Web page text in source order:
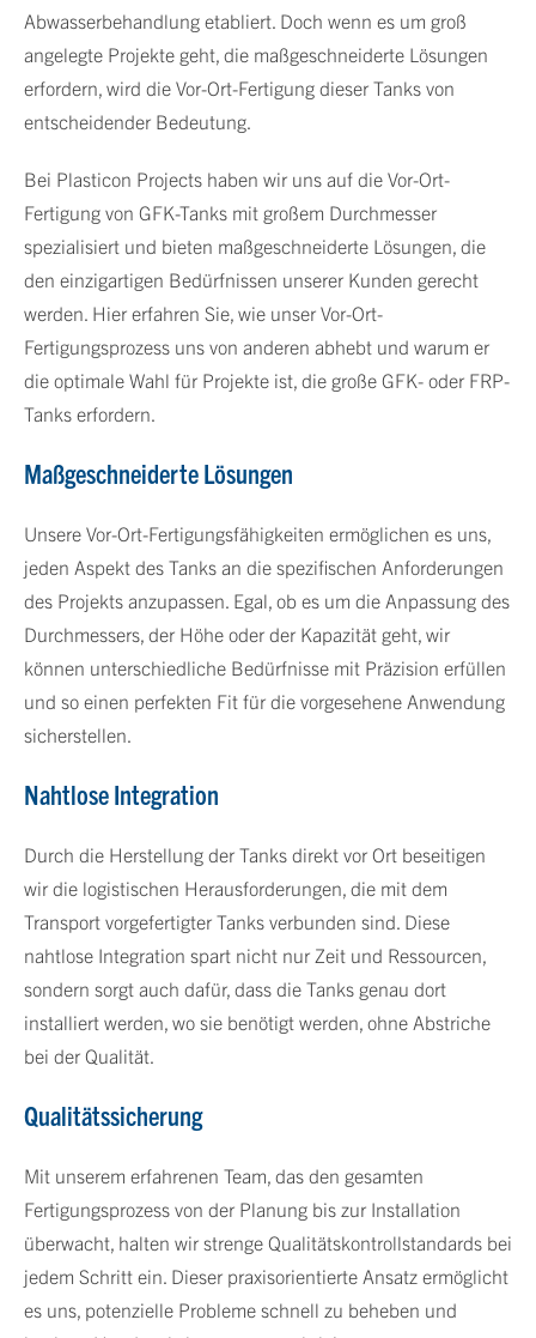
Abwasserbehandlung etabliert. Doch wenn es um groß
angelegte Projekte geht, die maßgeschneiderte Lösungen
erfordern, wird die Vor-Ort-Fertigung dieser Tanks von
entscheidender Bedeutung.
Bei Plasticon Projects haben wir uns auf die Vor-Ort-
Fertigung von GFK-Tanks mit großem Durchmesser
spezialisiert und bieten maßgeschneiderte Lösungen, die
den einzigartigen Bedürfnissen unserer Kunden gerecht
werden. Hier erfahren Sie, wie unser Vor-Ort-
Fertigungsprozess uns von anderen abhebt und warum er
die optimale Wahl für Projekte ist, die große GFK- oder FRP-
Tanks erfordern.
Maßgeschneiderte Lösungen
Unsere Vor-Ort-Fertigungsfähigkeiten ermöglichen es uns,
jeden Aspekt des Tanks an die spezifischen Anforderungen
des Projekts anzupassen. Egal, ob es um die Anpassung des
Durchmessers, der Höhe oder der Kapazität geht, wir
können unterschiedliche Bedürfnisse mit Präzision erfüllen
und so einen perfekten Fit für die vorgesehene Anwendung
sicherstellen.
Nahtlose Integration
Durch die Herstellung der Tanks direkt vor Ort beseitigen
wir die logistischen Herausforderungen, die mit dem
Transport vorgefertigter Tanks verbunden sind. Diese
nahtlose Integration spart nicht nur Zeit und Ressourcen,
sondern sorgt auch dafür, dass die Tanks genau dort
installiert werden, wo sie benötigt werden, ohne Abstriche
bei der Qualität.
Qualitätssicherung
Mit unserem erfahrenen Team, das den gesamten
Fertigungsprozess von der Planung bis zur Installation
überwacht, halten wir strenge Qualitätskontrollstandards bei
jedem Schritt ein. Dieser praxisorientierte Ansatz ermöglicht
es uns, potenzielle Probleme schnell zu beheben und